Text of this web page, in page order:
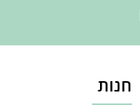
חנות